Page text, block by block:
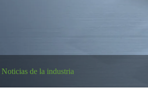
Noticias de la industria